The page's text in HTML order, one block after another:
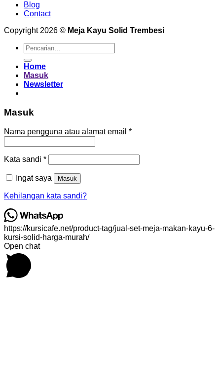
Blog
Contact
Copyright 2026 © Meja Kayu Solid Trembesi
Pencarian
untuk:
Home
Masuk
Newsletter
Masuk
Nama pengguna atau alamat email *Wajib
Kata sandi *Wajib
Ingat saya Masuk
Kehilangan kata sandi?
https://kursicafe.net/product-tag/jual-set-meja-makan-kayu-6-
kursi-solid-harga-murah/
Open chat